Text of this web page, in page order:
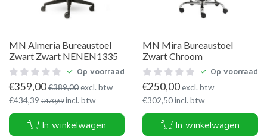
MN Almeria Bureaustoel
Zwart Zwart NENEN1335
Op voorraad
€359,00€389,00excl. btw
€434,39 €470,69 incl. btw
In winkelwagen
MN Mira Bureaustoel
Zwart Chroom
Op voorraad
€250,00excl. btw
€302,50incl. btw
In winkelwagen